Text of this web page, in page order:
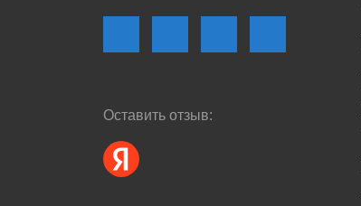
Оставить отзыв: